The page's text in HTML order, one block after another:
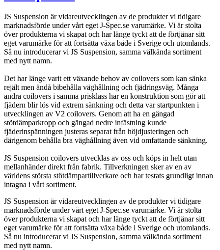
JS Suspension är vidareutvecklingen av de produkter vi tidigare
marknadsförde under vårt eget J-Spec.se varumärke. Vi är stolta
över produkterna vi skapat och har länge tyckt att de förtjänar sitt
eget varumärke för att fortsätta växa både i Sverige och utomlands.
Så nu introducerar vi JS Suspension, samma välkända sortiment
med nytt namn.
Det har länge varit ett växande behov av coilovers som kan sänka
rejält men ändå bibehålla väghållning och fjädringsväg. Många
andra coilovers i samma prisklass har en konstruktion som gör att
fjädern blir lös vid extrem sänkning och detta var startpunkten i
utvecklingen av V2 coilovers. Genom att ha en gängad
stötdämparkropp och gängad nedre infästning kunde
fjäderinspänningen justeras separat från höjdjusteringen och
därigenom behålla bra väghållning även vid omfattande sänkning.
JS Suspension coilovers utvecklas av oss och köps in helt utan
mellanhänder direkt från fabrik. Tillverkningen sker av en av
världens största stötdämpartillverkare och har testats grundligt innan
intagna i vårt sortiment.
JS Suspension är vidareutvecklingen av de produkter vi tidigare
marknadsförde under vårt eget J-Spec.se varumärke. Vi är stolta
över produkterna vi skapat och har länge tyckt att de förtjänar sitt
eget varumärke för att fortsätta växa både i Sverige och utomlands.
Så nu introducerar vi JS Suspension, samma välkända sortiment
med nytt namn.